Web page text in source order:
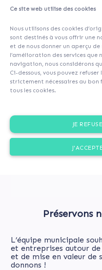
Ce site web utilise des cookies
Nous utilisons des cookies
sont destinés à vous offrir une
et de nous donner un aperçu
l’amélioration des services que
navigation, nous considérons
Ci-dessous, vous pouvez refuser
strictement nécessaires au
tous les cookies.
JE
Préservons
L’équipe municipale
et entreprises autour
et de mise en valeur de
donnons !